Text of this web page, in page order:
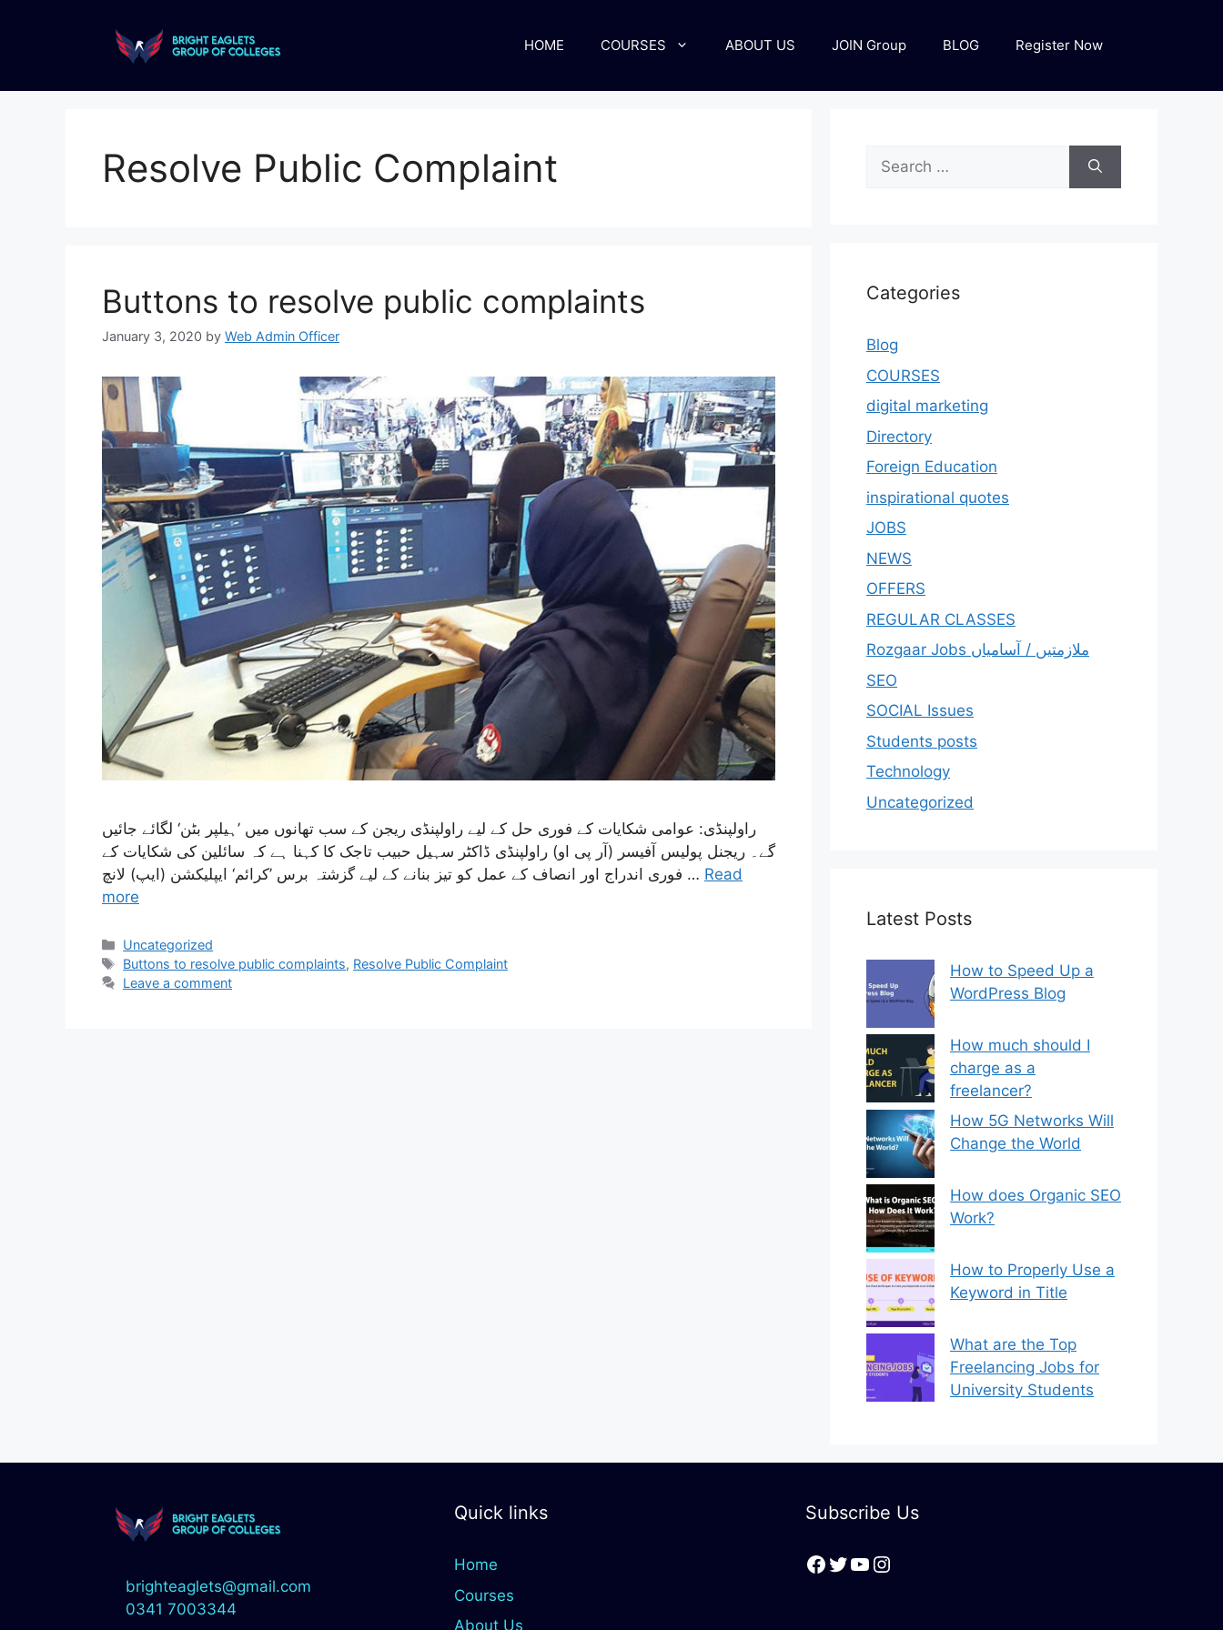
HOME COURSES ABOUT US JOIN Group BLOG Register Now
Resolve Public Complaint
Buttons to resolve public complaints
January 3, 2020 by Web Admin Officer
راولپنڈی: عوامی شکایات کے فوری حل کے لیے راولپنڈی ریجن کے سب تھانوں میں ’ہیلپر بٹن‘ لگائے جائیں
گے۔ ریجنل پولیس آفیسر (آر پی او) راولپنڈی ڈاکٹر سہیل حبیب تاجک کا کہنا ہے کہ سائلین کی شکایات کے
فوری اندراج اور انصاف کے عمل کو تیز بنانے کے لیے گزشتہ برس ’کرائم‘ ایپلیکشن (ایپ) لانچ … Read
more
Uncategorized
Buttons to resolve public complaints, Resolve Public Complaint
Leave a comment
Categories
Blog
COURSES
digital marketing
Directory
Foreign Education
inspirational quotes
JOBS
NEWS
OFFERS
REGULAR CLASSES
Rozgaar Jobs ملازمتيں / آسامياں
SEO
SOCIAL Issues
Students posts
Technology
Uncategorized
Latest Posts
How to Speed Up a
WordPress Blog
How much should I
charge as a
freelancer?
How 5G Networks Will
Change the World
How does Organic SEO
Work?
How to Properly Use a
Keyword in Title
What are the Top
Freelancing Jobs for
University Students
brighteaglets@gmail.com
0341 7003344
Quick links
Home
Courses
About Us
Subscribe Us